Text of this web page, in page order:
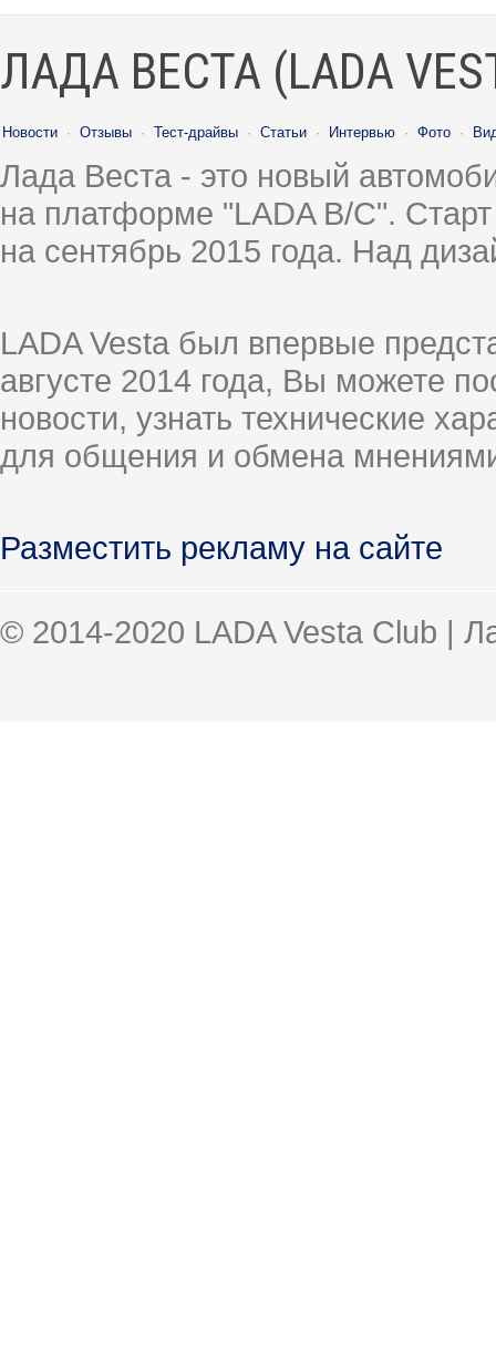
ЛАДА ВЕСТА (LADA
Новости · Отзывы · Тест-драйвы · Статьи · Интервью · Фото ·
Лада Веста - это новый
на платформе "LADA B/C".
на сентябрь 2015 года. Над
LADA Vesta был впервые
августе 2014 года, Вы можете
новости, узнать технические
для общения и обмена
Разместить рекламу на сайте
© 2014-2020 LADA Vesta Club |